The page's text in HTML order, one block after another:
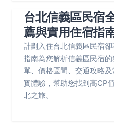
台北信義區民宿
薦與實用住宿指
計劃入住台北信義區民宿
指南為您解析信義區民宿
單、價格區間、交通攻略
實體驗，幫助您找到高CP
北之旅。